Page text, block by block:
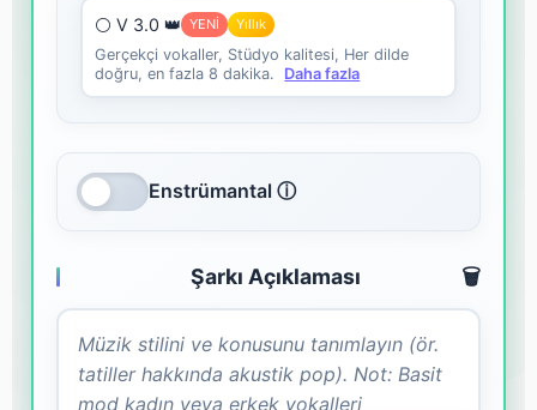
⚪ V 3.0 👑 YENİ Yıllık
Gerçekçi vokaller, Stüdyo kalitesi, Her dilde
doğru, en fazla 8 dakika.
Daha fazla
Enstrümantal ⓘ
Şarkı Açıklaması 🗑️